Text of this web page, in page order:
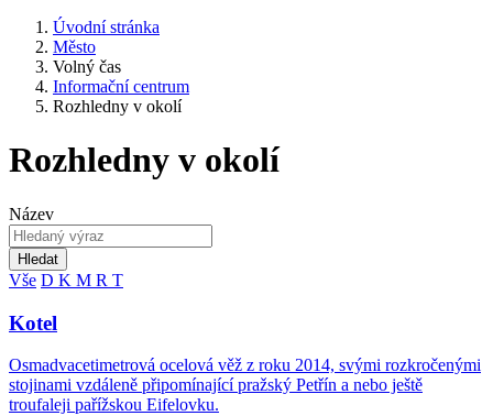
Úvodní stránka
Město
Volný čas
Informační centrum
Rozhledny v okolí
Rozhledny v okolí
Název
Hledat
Vše D K M R T
Kotel
Osmadvacetimetrová ocelová věž z roku 2014, svými rozkročenými
stojinami vzdáleně připomínající pražský Petřín a nebo ještě
troufaleji pařížskou Eifelovku.